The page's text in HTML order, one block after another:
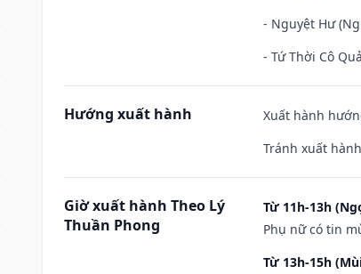
- Nguyệt Hư
- Tứ Thời Cô
Hướng xuất hành
Xuất hành
Tránh xuất
Giờ xuất hành Theo Lý
Thuần Phong
Từ 11h-13h
Phụ nữ có tin
Từ 13h-15h